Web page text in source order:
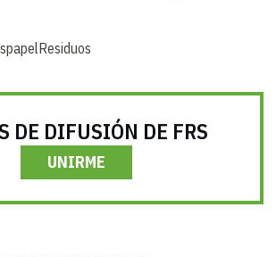
Residuos
DE DIFUSIÓN DE FRS
UNIRME